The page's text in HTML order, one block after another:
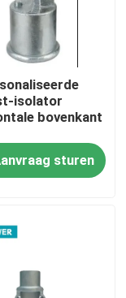
isolator
bovenkant
sturen